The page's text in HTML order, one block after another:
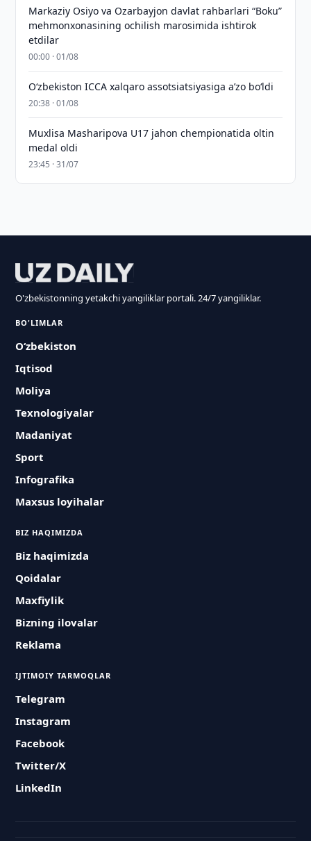
Markaziy Osiyo va Ozarbayjon davlat rahbarlari “Boku”
mehmonxonasining ochilish marosimida ishtirok
etdilar
00:00 · 01/08
O‘zbekiston ICCA xalqaro assotsiatsiyasiga aʼzo bo‘ldi
20:38 · 01/08
Muxlisa Masharipova U17 jahon chempionatida oltin
medal oldi
23:45 · 31/07
O'zbekistonning yetakchi yangiliklar portali. 24/7 yangiliklar.
BO'LIMLAR
O‘zbekiston
Iqtisod
Moliya
Texnologiyalar
Madaniyat
Sport
Infografika
Maxsus loyihalar
BIZ HAQIMIZDA
Biz haqimizda
Qoidalar
Maxfiylik
Bizning ilovalar
Reklama
IJTIMOIY TARMOQLAR
Telegram
Instagram
Facebook
Twitter/X
LinkedIn